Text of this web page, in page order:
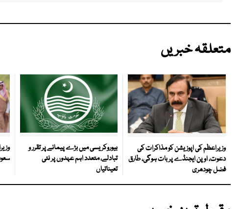
متعلقہ خبریں
وزیراعظم کی اپوزیشن کو مذاکرات کی
دعوت، اوپن ایجنڈے پر بات ہوگی، طارق
فضل چودھری
بیوروکریسی میں بڑے پیمانے پر تقرر و
تبادلے، متعدد اہم عہدوں پر نئی
تعیناتیاں